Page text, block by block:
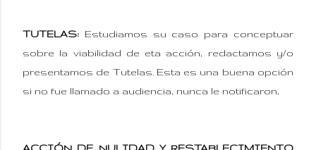
TUTELAS: Estudiamos su caso para conceptuar
sobre la viabilidad de eta acción, redactamos y/o
presentamos de Tutelas. Esta es una buena opción
si no fue llamado a audiencia, nunca le notificaron,
ACCIÓN DE NULIDAD Y RESTABLECIMIENTO